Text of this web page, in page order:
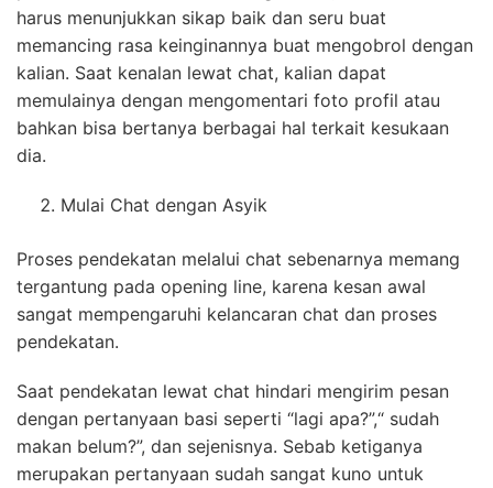
harus menunjukkan sikap baik dan seru buat
memancing rasa keinginannya buat mengobrol dengan
kalian. Saat kenalan lewat chat, kalian dapat
memulainya dengan mengomentari foto profil atau
bahkan bisa bertanya berbagai hal terkait kesukaan
dia.
Mulai Chat dengan Asyik
Proses pendekatan melalui chat sebenarnya memang
tergantung pada opening line, karena kesan awal
sangat mempengaruhi kelancaran chat dan proses
pendekatan.
Saat pendekatan lewat chat hindari mengirim pesan
dengan pertanyaan basi seperti “lagi apa?”,“ sudah
makan belum?”, dan sejenisnya. Sebab ketiganya
merupakan pertanyaan sudah sangat kuno untuk